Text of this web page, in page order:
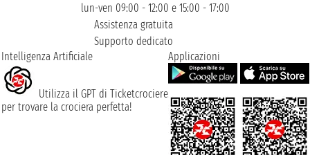
lun-ven 09:00 - 12:00 e 15:00 - 17:00
Assistenza gratuita
Supporto dedicato
Intelligenza Artificiale
Utilizza il GPT di Ticketcrociere
per trovare la crociera perfetta!
Applicazioni